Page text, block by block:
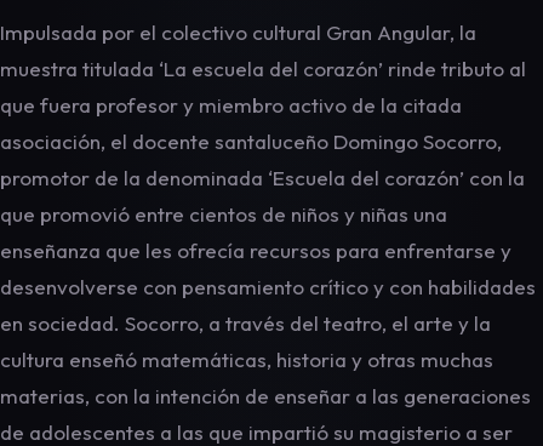
Impulsada por el colectivo cultural Gran Angular, la
muestra titulada ‘La escuela del corazón’ rinde tributo al
que fuera profesor y miembro activo de la citada
asociación, el docente santaluceño Domingo Socorro,
promotor de la denominada ‘Escuela del corazón’ con la
que promovió entre cientos de niños y niñas una
enseñanza que les ofrecía recursos para enfrentarse y
desenvolverse con pensamiento crítico y con habilidades
en sociedad. Socorro, a través del teatro, el arte y la
cultura enseñó matemáticas, historia y otras muchas
materias, con la intención de enseñar a las generaciones
de adolescentes a las que impartió su magisterio a ser